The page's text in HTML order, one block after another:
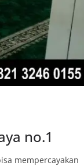
no.1
mempercayakan